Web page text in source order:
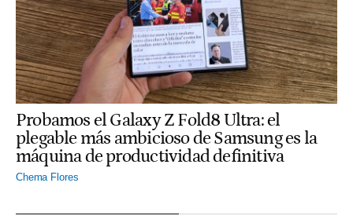
Probamos el Galaxy Z Fold8 Ultra: el
plegable más ambicioso de Samsung es la
máquina de productividad definitiva
Chema Flores